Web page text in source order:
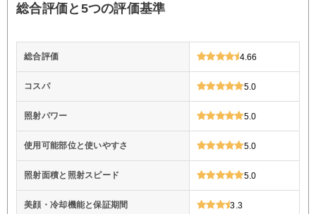
総合評価と5つの評価基準
総合評価 4.66
コスパ 5.0
照射パワー 5.0
使用可能部位と使いやすさ 5.0
照射面積と照射スピード 5.0
美顔・冷却機能と保証期間 3.3